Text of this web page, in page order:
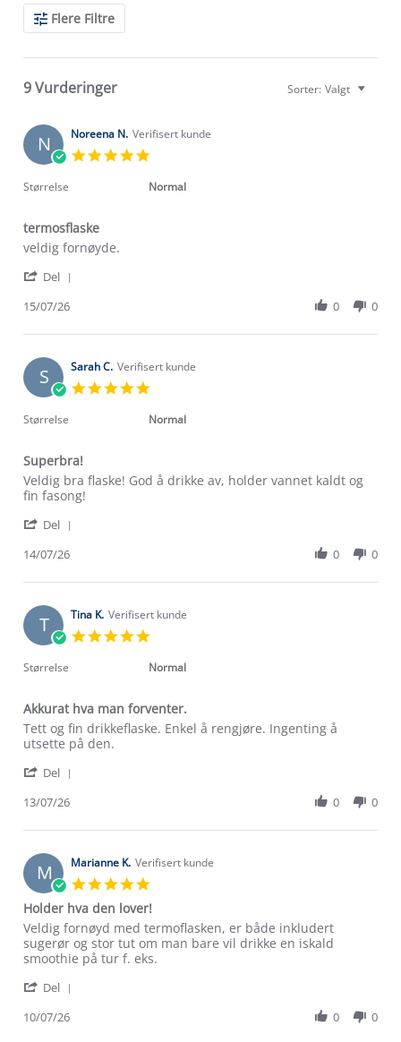
Search
ReviewsFlere Filtre
9 Vurderinger Sorter: Valgt
N Noreena N. Verifisert kunde
rating
Størrelse Normal
termosflaske
Review
Noreena
on
Jul
review
termosflaske
veldig fornøyde.
Del
Noreena
on
15
Jul
15/07/26 0 0
S Sarah C. Verifisert kunde
rating
Størrelse Normal
Superbra!
Review
by
C.
14
2026
review
stating
Veldig bra flaske! God å drikke av, holder vannet kaldt og
fin fasong!
Del
Sarah
on
14
Jul
14/07/26 0 0
T Tina K. Verifisert kunde
rating
Størrelse Normal
Akkurat hva man forventer.
Review
by
K.
13
2026
review
stating
hva
forventer.
Tett og fin drikkeflaske. Enkel å rengjøre. Ingenting å
utsette på den.
Del
Tina
on
13
Jul
2026
13/07/26 0 0
M Marianne K. Verifisert kunde
rating
Holder hva den lover!
Review
by
Marianne
on
Jul
review
stating
Holder
den
Veldig fornøyd med termoflasken, er både inkludert
sugerør og stor tut om man bare vil drikke en iskald
smoothie på tur f. eks.
Del
10/07/26 0 0
Om Stormberg